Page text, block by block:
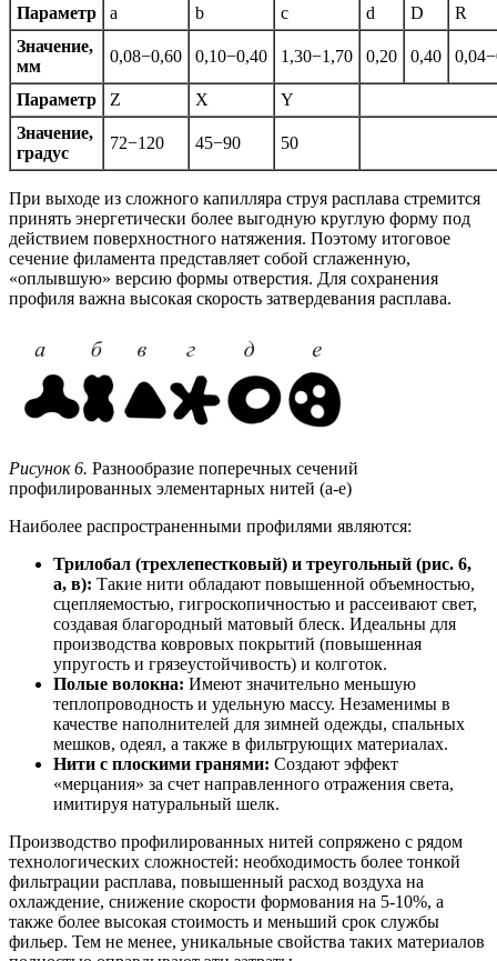
Параметр a b c d D
R
Значение,
мм
0,08−0,60 0,10−0,40 1,30−1,70 0,20 0,40
Параметр Z X
Y
Значение,
градус
72−120 45−90 50
При выходе из сложного капилляра струя расплава стремится
принять энергетически более выгодную круглую форму под
действием поверхностного натяжения. Поэтому итоговое
сечение филамента представляет собой сглаженную,
«оплывшую» версию формы отверстия. Для сохранения
профиля важна высокая скорость затвердевания расплава.
Рисунок 6. Разнообразие поперечных сечений
профилированных элементарных нитей (а-е)
Наиболее распространенными профилями являются:
Трилобал (трехлепестковый) и треугольный (рис. 6,
а, в): Такие нити обладают повышенной объемностью,
сцепляемостью, гигроскопичностью и рассеивают свет,
создавая благородный матовый блеск. Идеальны для
производства ковровых покрытий (повышенная
упругость и грязеустойчивость) и колготок.
Полые волокна: Имеют значительно меньшую
теплопроводность и удельную массу. Незаменимы в
качестве наполнителей для зимней одежды, спальных
мешков, одеял, а также в фильтрующих материалах.
Нити с плоскими гранями: Создают эффект
«мерцания» за счет направленного отражения света,
имитируя натуральный шелк.
Производство профилированных нитей сопряжено с рядом
технологических сложностей: необходимость более тонкой
фильтрации расплава, повышенный расход воздуха на
охлаждение, снижение скорости формования на 5-10%, а
также более высокая стоимость и меньший срок службы
фильер. Тем не менее, уникальные свойства таких материалов